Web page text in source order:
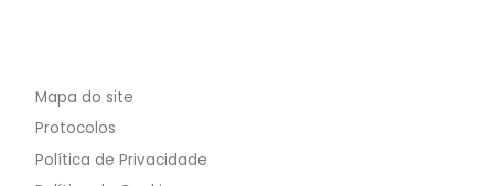
Mapa do site
Protocolos
Política de Privacidade